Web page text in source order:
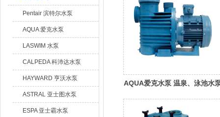
Pentair 滨特尔水泵
AQUA 爱克水泵
LASWIM 水泵
CALPEDA 科沛达水泵
HAYWARD 亨沃水泵
ASTRAL 亚士图水泵
ESPA 亚士霸水泵
AQUA爱克水泵 温泉、泳池水